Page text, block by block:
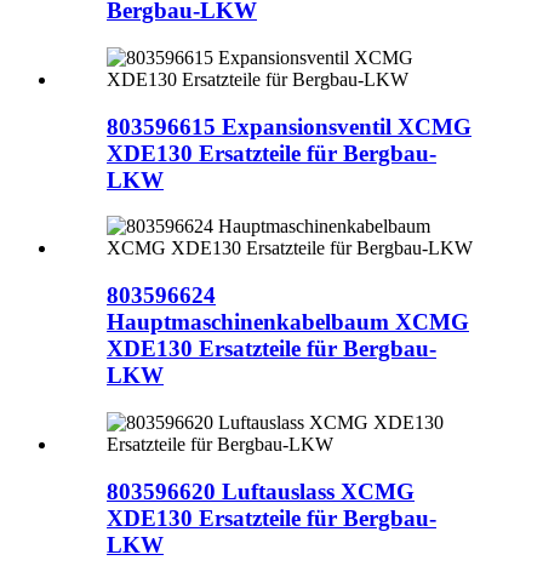
Bergbau-LKW
803596615 Expansionsventil XCMG
XDE130 Ersatzteile für Bergbau-
LKW
803596624
Hauptmaschinenkabelbaum XCMG
XDE130 Ersatzteile für Bergbau-
LKW
803596620 Luftauslass XCMG
XDE130 Ersatzteile für Bergbau-
LKW